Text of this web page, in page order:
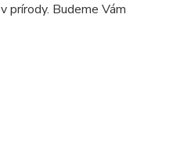
prírody. Budeme Vám